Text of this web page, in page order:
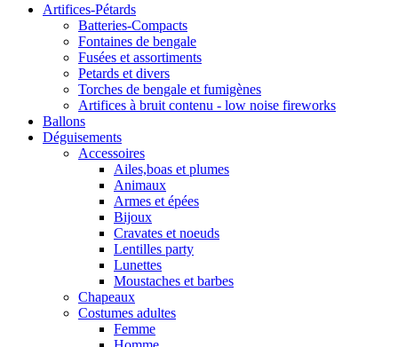
Artifices-Pétards
Batteries-Compacts
Fontaines de bengale
Fusées et assortiments
Petards et divers
Torches de bengale et fumigènes
Artifices à bruit contenu - low noise fireworks
Ballons
Déguisements
Accessoires
Ailes,boas et plumes
Animaux
Armes et épées
Bijoux
Cravates et noeuds
Lentilles party
Lunettes
Moustaches et barbes
Chapeaux
Costumes adultes
Femme